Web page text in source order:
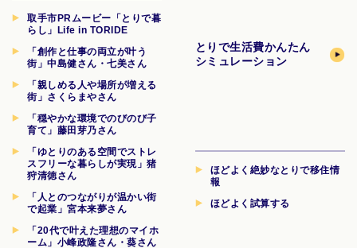
取手市PRムービー「とりで暮
らし」Life in TORIDE
「創作と仕事の両立が叶う
街」中島健さん・七美さん
「親しめる人や場所が増える
街」さくらまやさん
「穏やかな環境でのびのび子
育て」藤田芽乃さん
「ゆとりのある空間でストレ
スフリーな暮らしが実現」猪
狩清徳さん
「人とのつながりが温かい街
で起業」宮本来夢さん
「20代で叶えた理想のマイホ
ーム」小峰政隆さん・葵さん
とりで生活費かんたん
シミュレーション
ほどよく絶妙なとりで移住情
報
ほどよく試算する